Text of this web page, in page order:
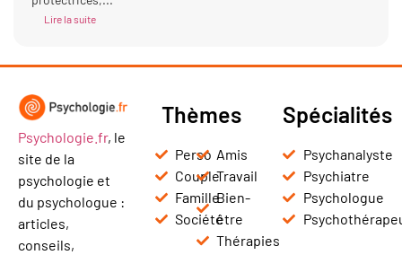
Lire la suite
Psychologie.fr, le
site de la
psychologie et
du psychologue :
articles,
conseils,
Thèmes
Perso
Couple
Famille
Société
Amis
Travail
Bien-
être
Thérapies
Spécialités
Psychanalyste
Psychiatre
Psychologue